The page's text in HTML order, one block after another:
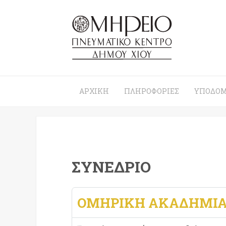
ΑΡΧΙΚΉ ΠΛΗΡΟΦΟΡΊΕΣ
ΣΥΝΈΔΡΙΟ
ΟΜΗΡΙΚΗ